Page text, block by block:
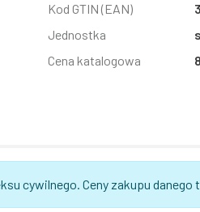
Kod GTIN (EAN)
Jednostka
Cena katalogowa
cywilnego. Ceny zakupu